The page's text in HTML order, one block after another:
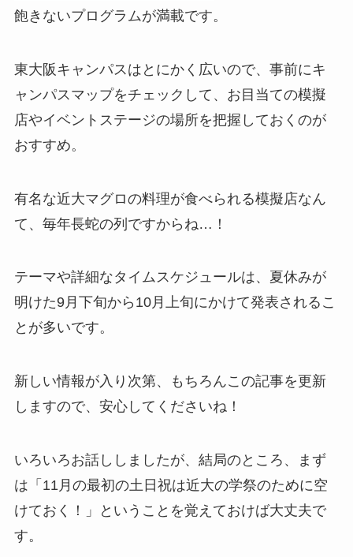
飽きないプログラムが満載です。
東大阪キャンパスはとにかく広いので、事前にキ
ャンパスマップをチェックして、お目当ての模擬
店やイベントステージの場所を把握しておくのが
おすすめ。
有名な近大マグロの料理が食べられる模擬店なん
て、毎年長蛇の列ですからね…！
テーマや詳細なタイムスケジュールは、夏休みが
明けた9月下旬から10月上旬にかけて発表されるこ
とが多いです。
新しい情報が入り次第、もちろんこの記事を更新
しますので、安心してくださいね！
いろいろお話ししましたが、結局のところ、まず
は「11月の最初の土日祝は近大の学祭のために空
けておく！」ということを覚えておけば大丈夫で
す。